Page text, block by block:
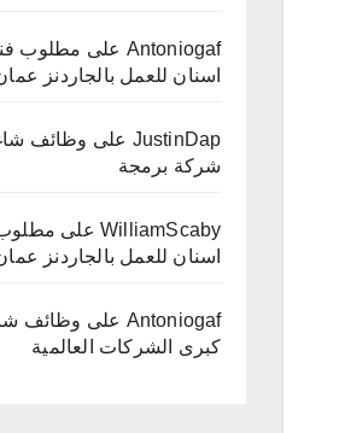
Antoniogaf على مطلوب
اسنان للعمل بالجاردنز
JustinDap على وظائف
شركة برمجة
WilliamScabyعلى
اسنان للعمل بالجاردنز
Antoniogaf على وظائف
كبرى الشركات العالمية